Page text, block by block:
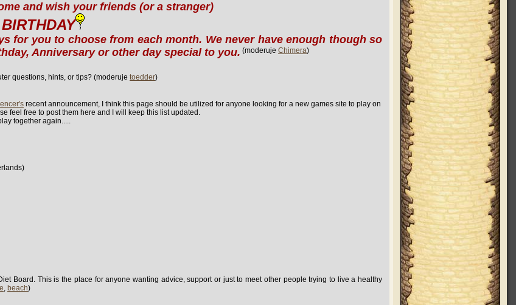
and wish your friends (or a stranger)
for you to choose from each month. We never have enough though so
Anniversary or other day special to you. (moderuje Chimera)
questions, hints, or tips? (moderuje toedder)
recent announcement, I think this page should be utilized for anyone looking for a new games site to play on
feel free to post them here and I will keep this list updated.
together again.....
Board. This is the place for anyone wanting advice, support or just to meet other people trying to live a healthy
, beach)